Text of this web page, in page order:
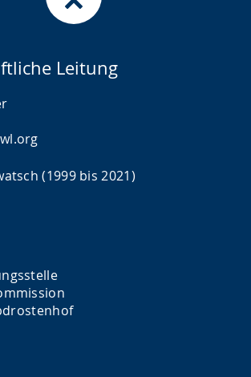
Leitung
(1999 bis 2021)